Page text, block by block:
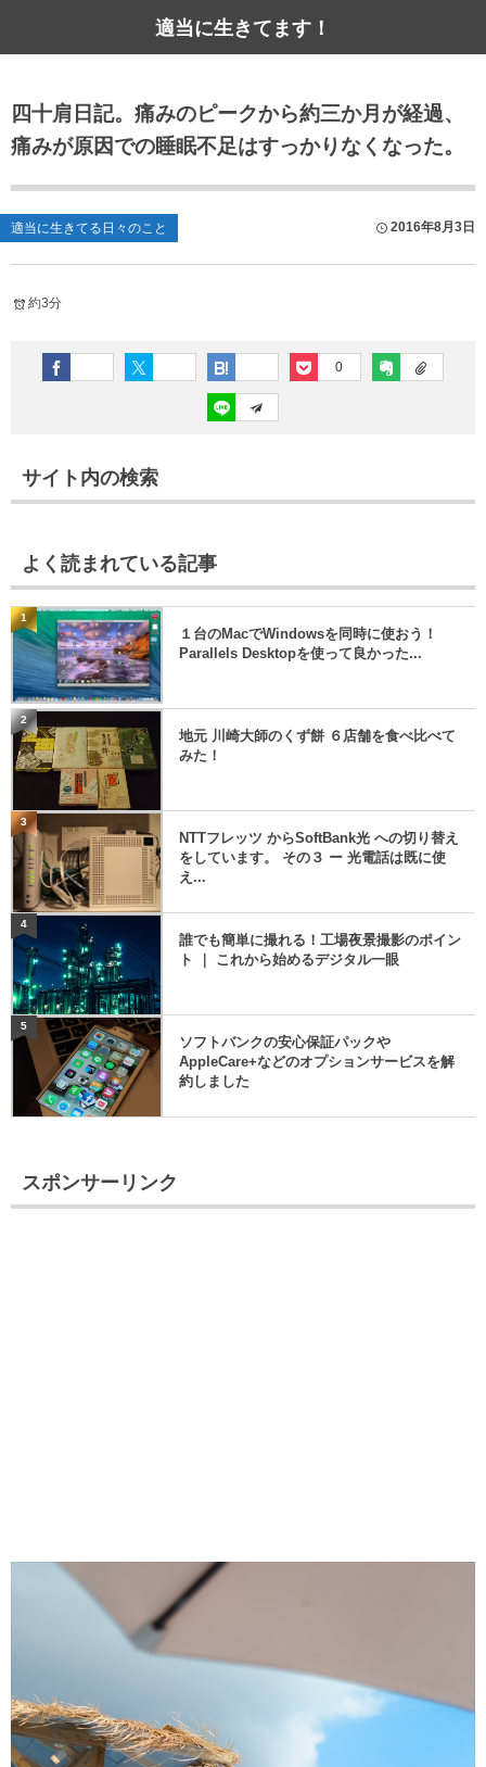
適当に生きてます！
四十肩日記。痛みのピークから約三か月が経過、
痛みが原因での睡眠不足はすっかりなくなった。
適当に生きてる日々のこと 2016年8月3日
約3分
0
サイト内の検索
よく読まれている記事
1
１台のMacでWindowsを同時に使おう！
Parallels Desktopを使って良かった...
2
地元 川崎大師のくず餅 ６店舗を食べ比べて
みた！
3
NTTフレッツ からSoftBank光 への切り替え
をしています。 その３ ー 光電話は既に使
え...
4
誰でも簡単に撮れる！工場夜景撮影のポイン
ト ｜ これから始めるデジタル一眼
5
ソフトバンクの安心保証パックや
AppleCare+などのオプションサービスを解
約しました
スポンサーリンク